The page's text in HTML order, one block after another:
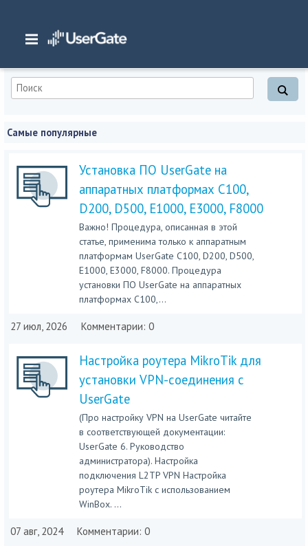
Главная
Самые популярные
Установка ПО UserGate на
аппаратных платформах C100,
D200, D500, E1000, E3000, F8000
Важно! Процедура, описанная в этой
статье, применима только к аппаратным
платформам UserGate C100, D200, D500,
E1000, E3000, F8000. Процедура
установки ПО UserGate на аппаратных
платформах C100,...
27 июл, 2026 Комментарии: 0
Настройка роутера MikroTik для
установки VPN-соединения с
UserGate
(Про настройку VPN на UserGate читайте
в соответствующей документации:
UserGate 6. Руководство
администратора). Настройка
подключения L2TP VPN Настройка
роутера MikroTik с использованием
WinBox. ...
07 авг, 2024 Комментарии: 0